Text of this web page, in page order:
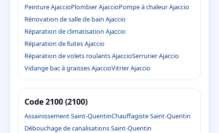
Peinture AjaccioPlombier AjaccioPompe à chaleur Ajaccio
Rénovation de salle de bain Ajaccio
Réparation de climatisation Ajaccio
Réparation de fuites Ajaccio
Réparation de volets roulants AjaccioSerrurier Ajaccio
Vidange bac à graisses AjaccioVitrier Ajaccio
Code 2100 (2100)
Assainissement Saint-QuentinChauffagiste Saint-Quentin
Débouchage de canalisations Saint-Quentin